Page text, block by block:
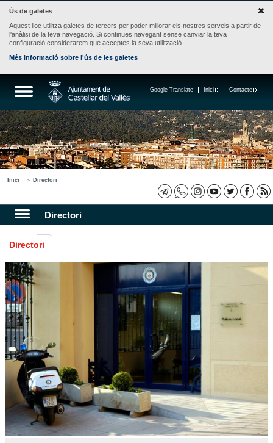
Ús de galetes
Aquest lloc utilitza galetes de tercers per poder millorar els nostres serveis a partir de
l'anàlisi de la teva navegació. Si continues navegant sense canviar la teva
configuració considerarem que acceptes la seva utilització.
Més informació sobre l'ús de les galetes
Contacte
Inici
Google Translate
Inici Directori
Directori
Directori